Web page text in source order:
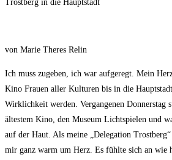
Trostberg in die Hauptstadt
von Marie Theres Relin
Ich muss zugeben, ich war aufgeregt. Mein
Kino Frauen aller Kulturen bis in die
Wirklichkeit werden. Vergangenen Donnerstag
ältestem Kino, den Museum Lichtspielen und
auf der Haut. Als meine „Delegation
mir ganz warm um Herz. Es fühlte sich an wie